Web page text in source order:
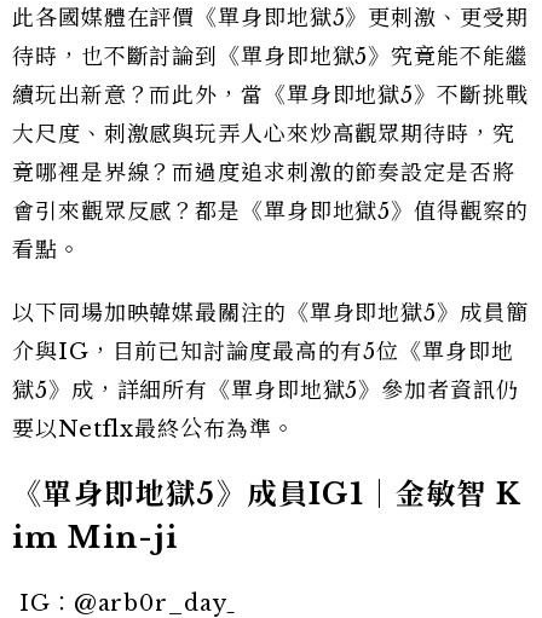
此各國媒體在評價《單身即地獄5》更刺激、更受期
待時，也不斷討論到《單身即地獄5》究竟能不能繼
續玩出新意？而此外，當《單身即地獄5》不斷挑戰
大尺度、刺激感與玩弄人心來炒高觀眾期待時，究
竟哪裡是界線？而過度追求刺激的節奏設定是否將
會引來觀眾反感？都是《單身即地獄5》值得觀察的
看點。
以下同場加映韓媒最關注的《單身即地獄5》成員簡
介與IG，目前已知討論度最高的有5位《單身即地
獄5》成，詳細所有《單身即地獄5》參加者資訊仍
要以Netflx最終公布為準。
《單身即地獄5》成員IG1｜金敏智 K
im Min-ji
IG：@arb0r_day